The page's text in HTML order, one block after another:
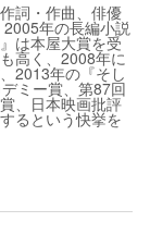
詞・作曲、俳優
年の長編小説
は本屋大賞を受
高く、2008年に
2013年の『そし
ミー賞、第87回
、日本映画批評
るという快挙を